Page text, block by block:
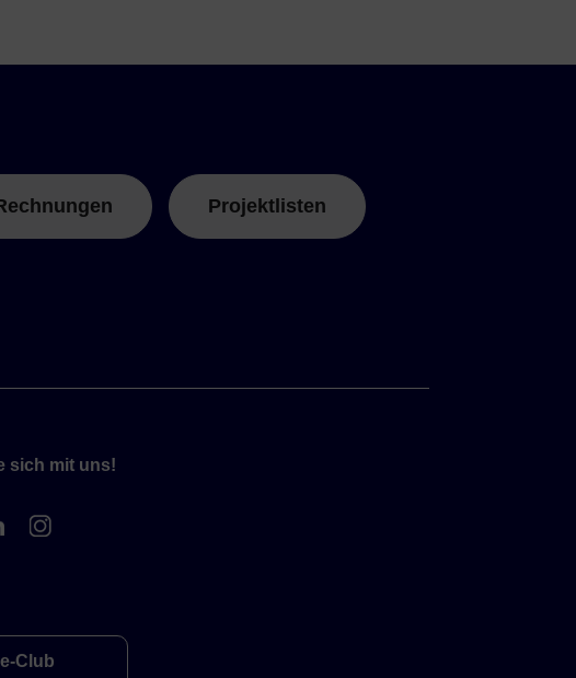
Projektlisten
sich mit uns!
Club